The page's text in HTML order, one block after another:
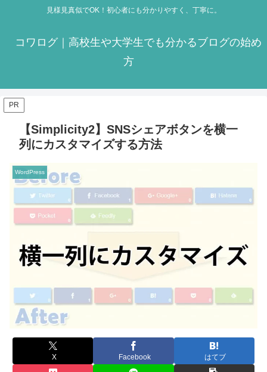
見様見真似でOK！初心者にも分かりやすく、丁寧に。
コワログ｜高校生や大学生でも分かるブログの始め
方
PR
【Simplicity2】SNSシェアボタンを横一
列にカスタマイズする方法
WordPress
X Facebook はてブ